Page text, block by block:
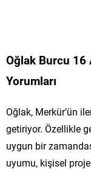
Oğlak Burcu 16
Yorumları
Oğlak, Merkür’ün
getiriyor. Özellikle
uygun bir
uyumu, kişisel